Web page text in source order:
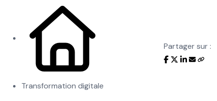
Transformation digitale
Partager sur :